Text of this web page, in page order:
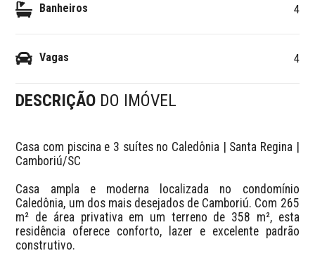
Banheiros 4
Vagas 4
DESCRIÇÃO DO IMÓVEL
Casa com piscina e 3 suítes no Caledônia | Santa Regina |
Camboriú/SC
Casa ampla e moderna localizada no condomínio
Caledônia, um dos mais desejados de Camboriú. Com 265
m² de área privativa em um terreno de 358 m², esta
residência oferece conforto, lazer e excelente padrão
construtivo.